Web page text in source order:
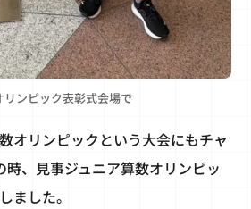
リンピック表彰式会場で
オリンピックという大会にもチャ
時、見事ジュニア算数オリンピッ
ました。